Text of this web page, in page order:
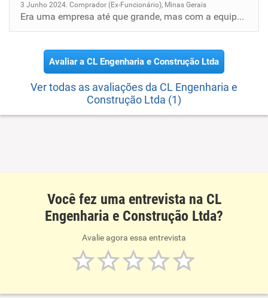
3 Junho 2024. Comprador (Ex-Funcionário), Minas Gerais
Era uma empresa até que grande, mas com a equipe administrativa necessitada de gente. A chance de crescer era pouquíssim...
Avaliar a CL Engenharia e Construção Ltda
Ver todas as avaliações da CL Engenharia e
Construção Ltda (1)
Você fez uma entrevista na CL
Engenharia e Construção Ltda?
Avalie agora essa entrevista